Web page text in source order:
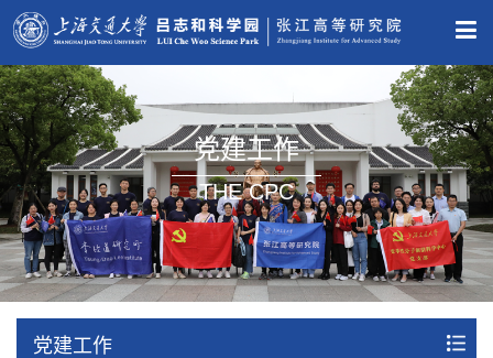
党建工作
THE CPC
党建工作